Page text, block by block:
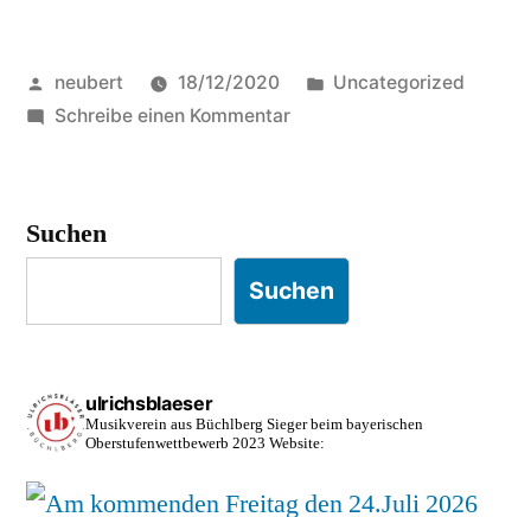
Veröffentlicht
von
neubert 18/12/2020
Veröffentlicht
Uncategorized
Schreibe einen Kommentarzu
Ulrichsbläsern
Suchen
Suchen
ulrichsblaeser
Musikverein aus Büchlberg Sieger beim bayerischen
Oberstufenwettbewerb 2023 Website: